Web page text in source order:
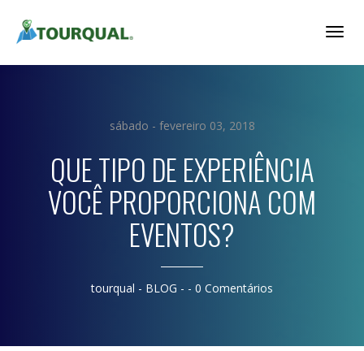
sábado - fevereiro 03, 2018
QUE TIPO DE EXPERIÊNCIA
VOCÊ PROPORCIONA COM
EVENTOS?
tourqual - BLOG - - 0 Comentários